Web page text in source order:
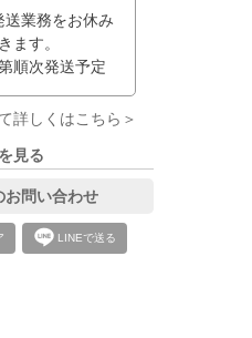
業務をお休み
ます。
順次発送予定
詳しくはこちら＞
見る
お問い合わせ
LINEで送る